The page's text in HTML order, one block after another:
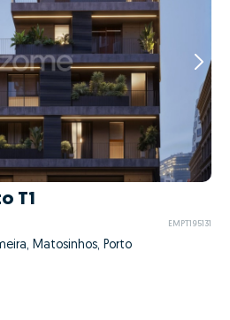
T1
EMPT195131
Matosinhos, Porto